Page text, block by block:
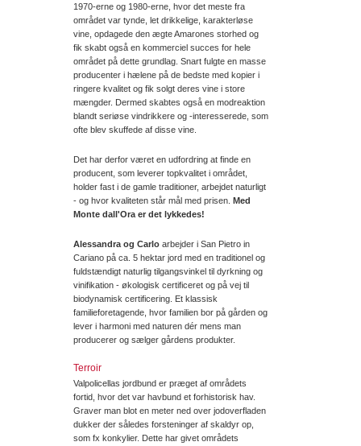
1970-erne og 1980-erne, hvor det meste fra
området var tynde, let drikkelige, karakterløse
vine, opdagede den ægte Amarones storhed og
fik skabt også en kommerciel succes for hele
området på dette grundlag. Snart fulgte en masse
producenter i hælene på de bedste med kopier i
ringere kvalitet og fik solgt deres vine i store
mængder. Dermed skabtes også en modreaktion
blandt seriøse vindrikkere og -interesserede, som
ofte blev skuffede af disse vine.
Det har derfor været en udfordring at finde en
producent, som leverer topkvalitet i området,
holder fast i de gamle traditioner, arbejdet naturligt
- og hvor kvaliteten står mål med prisen. Med
Monte dall'Ora er det lykkedes!
Alessandra og Carlo arbejder i San Pietro in
Cariano på ca. 5 hektar jord med en traditionel og
fuldstændigt naturlig tilgangsvinkel til dyrkning og
vinifikation - økologisk certificeret og på vej til
biodynamisk certificering. Et klassisk
familieforetagende, hvor familien bor på gården og
lever i harmoni med naturen dér mens man
producerer og sælger gårdens produkter.
Terroir
Valpolicellas jordbund er præget af områdets
fortid, hvor det var havbund et forhistorisk hav.
Graver man blot en meter ned over jodoverfladen
dukker der således forsteninger af skaldyr op,
som fx konkylier. Dette har givet områdets